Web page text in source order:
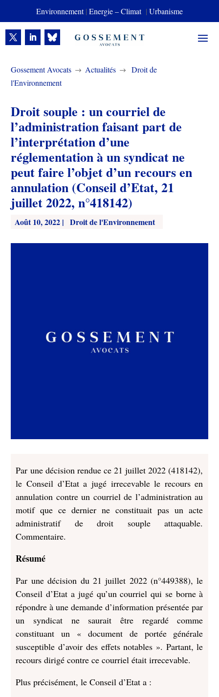
Environnement| Energie – Climat | Urbanisme
Gossement Avocats $ Actualités $
Droit de
l'Environnement
Droit souple : un courriel de
l’administration faisant part de
l’interprétation d’une
réglementation à un syndicat ne
peut faire l’objet d’un recours en
annulation (Conseil d’Etat, 21
juillet 2022, n°418142)
Août 10, 2022 | Droit de l'Environnement
Par une décision rendue ce 21 juillet 2022 (418142),
le Conseil d’Etat a jugé irrecevable le recours en
annulation contre un courriel de l’administration au
motif que ce dernier ne constituait pas un acte
administratif de droit souple attaquable.
Commentaire.
Résumé
Par une décision du 21 juillet 2022 (n°449388), le
Conseil d’Etat a jugé qu’un courriel qui se borne à
répondre à une demande d’information présentée par
un syndicat ne saurait être regardé comme
constituant un « document de portée générale
susceptible d’avoir des effets notables ». Partant, le
recours dirigé contre ce courriel était irrecevable.
Plus précisément, le Conseil d’Etat a :